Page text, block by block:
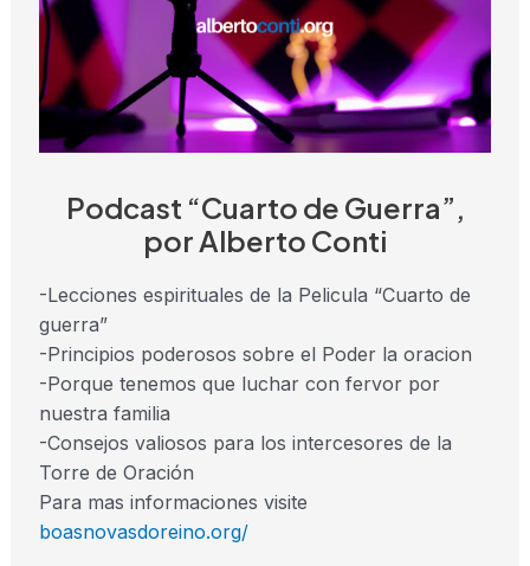
Podcast “Cuarto de Guerra”,
por Alberto Conti
-Lecciones espirituales de la Pelicula “Cuarto de
guerra”
-Principios poderosos sobre el Poder la oracion
-Porque tenemos que luchar con fervor por
nuestra familia
-Consejos valiosos para los intercesores de la
Torre de Oración
Para mas informaciones visite
boasnovasdoreino.org/